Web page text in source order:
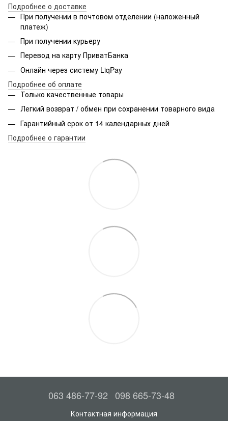
Подробнее о доставке
При получении в почтовом отделении (наложенный
платеж)
При получении курьеру
Перевод на карту ПриватБанка
Онлайн через систему LiqPay
Подробнее об оплате
Только качественные товары
Легкий возврат / обмен при сохранении товарного вида
Гарантийный срок от 14 календарных дней
Подробнее о гарантии
063 486-77-92 098 665-73-48
Контактная информация